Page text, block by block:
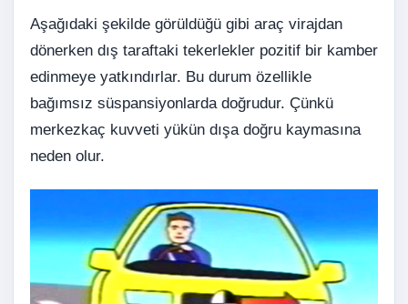
Aşağıdaki şekilde görüldüğü gibi araç virajdan
dönerken dış taraftaki tekerlekler pozitif bir kamber
edinmeye yatkındırlar. Bu durum özellikle
bağımsız süspansiyonlarda doğrudur. Çünkü
merkezkaç kuvveti yükün dışa doğru kaymasına
neden olur.